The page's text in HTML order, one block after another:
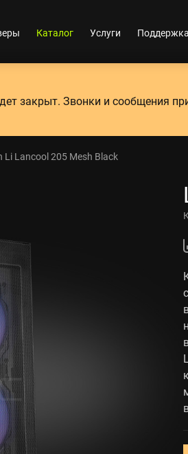
Каталог Услуги Поддержка
закрыт. Звонки и сообщения
Li Lancool 205 Mesh Black